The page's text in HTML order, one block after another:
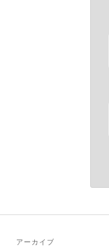
アーカイブ